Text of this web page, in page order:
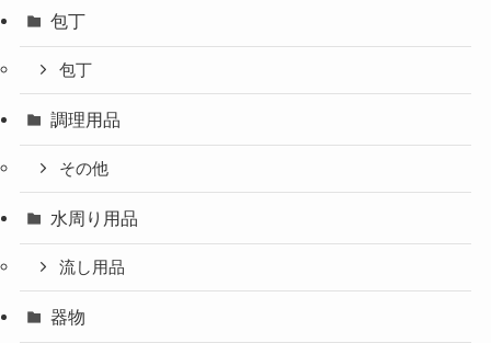
包丁
包丁
調理用品
その他
水周り用品
流し用品
器物